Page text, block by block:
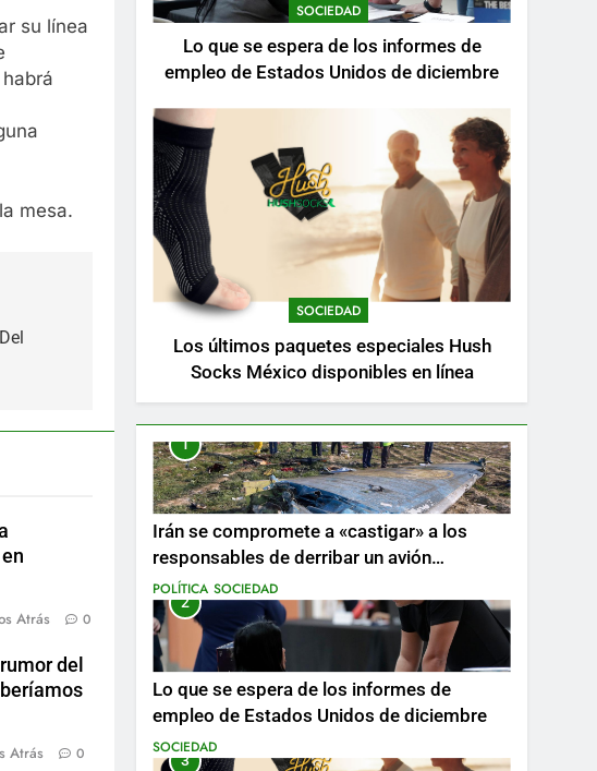
su línea
mesa.
Atrás 0
del
Atrás 0
SOCIEDAD
Lo que se espera de los informes de
empleo de Estados Unidos de diciembre
SOCIEDAD
Los últimos paquetes especiales Hush
Socks México disponibles en línea
1
Irán se compromete a «castigar» a los
responsables de derribar un avión
ucraniano mientras se realizan arrestos
POLÍTICA SOCIEDAD
2
Lo que se espera de los informes de
empleo de Estados Unidos de diciembre
SOCIEDAD
3